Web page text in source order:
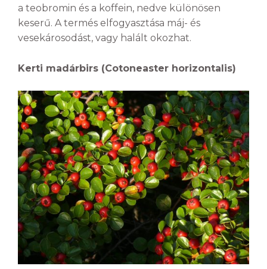
a teobromin és a koffein, nedve különösen
keserű. A termés elfogyasztása máj- és
vesekárosodást, vagy halált okozhat.
Kerti madárbirs (Cotoneaster horizontalis)